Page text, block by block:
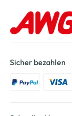
Sicher bezahlen